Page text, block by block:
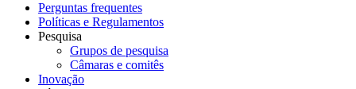
Perguntas frequentes
Políticas e Regulamentos
Pesquisa
Grupos de pesquisa
Câmaras e comitês
Inovação